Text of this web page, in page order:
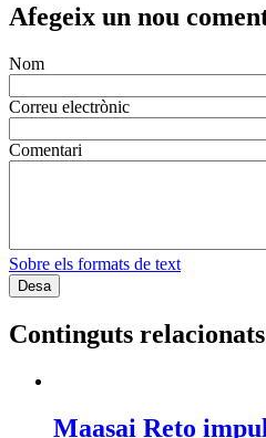
Afegeix un nou
Nom
Correu electrònic
Comentari
Sobre els formats de text
Continguts relacionats
Maasai Reto